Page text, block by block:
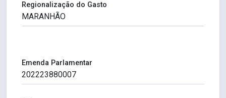
Regionalização do Gasto
Emenda Parlamentar